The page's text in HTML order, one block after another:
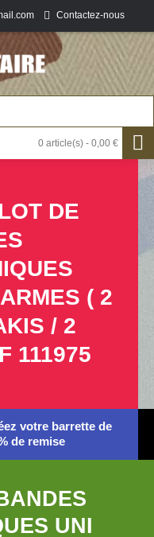
Contactez-nous
0 article(s) - 0,00 €
DE
( 2
/ 2
111975
votre barrette de
de remise
UNI